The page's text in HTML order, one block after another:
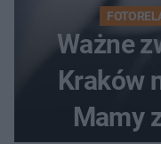
Ważne
Kraków
Mamy